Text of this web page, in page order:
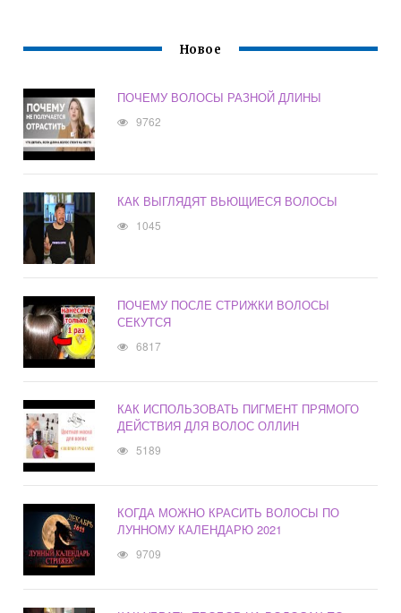
Новое
ПОЧЕМУ ВОЛОСЫ РАЗНОЙ ДЛИНЫ
9762
КАК ВЫГЛЯДЯТ ВЬЮЩИЕСЯ ВОЛОСЫ
1045
ПОЧЕМУ ПОСЛЕ СТРИЖКИ ВОЛОСЫ
СЕКУТСЯ
6817
КАК ИСПОЛЬЗОВАТЬ ПИГМЕНТ ПРЯМОГО
ДЕЙСТВИЯ ДЛЯ ВОЛОС ОЛЛИН
5189
КОГДА МОЖНО КРАСИТЬ ВОЛОСЫ ПО
ЛУННОМУ КАЛЕНДАРЮ 2021
9709